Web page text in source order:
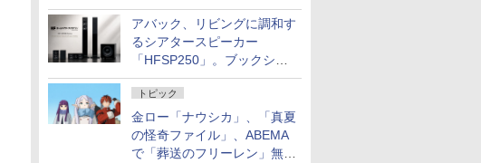
アバック、リビングに調和す
るシアタースピーカー
「HFSP250」。ブックシェ
ルフはペア3万円以下
トピック
金ロー「ナウシカ」、「真夏
の怪奇ファイル」、ABEMA
で「葬送のフリーレン」無料